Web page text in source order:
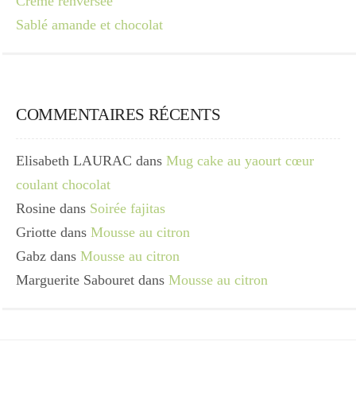
Sablé amande et chocolat
COMMENTAIRES RÉCENTS
Elisabeth LAURAC dans Mug cake au yaourt cœur
coulant chocolat
Rosine dans Soirée fajitas
Griotte dans Mousse au citron
Gabz dans Mousse au citron
Marguerite Sabouret dans Mousse au citron